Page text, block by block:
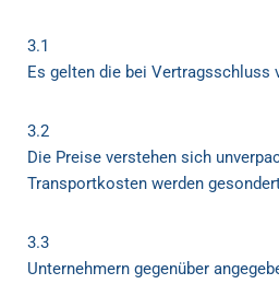
3.1
Es gelten die bei Vertragsschluss
3.2
Die Preise verstehen sich
Transportkosten werden
3.3
Unternehmern gegenüber